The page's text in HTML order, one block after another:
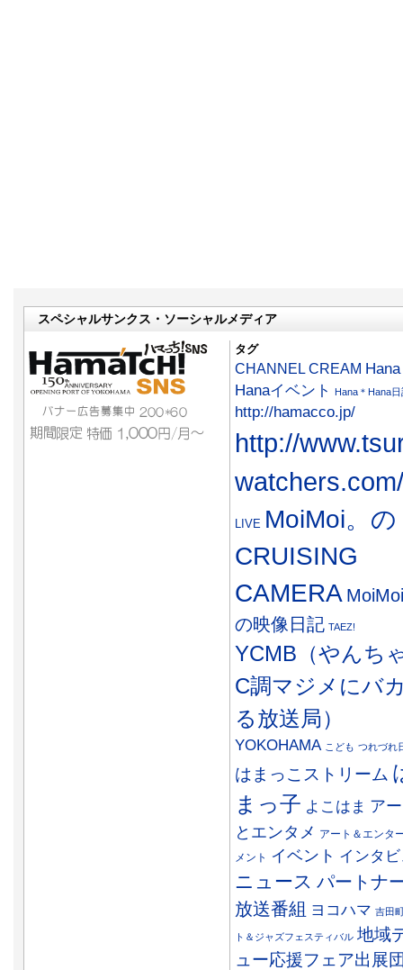
スペシャルサンクス・ソーシャルメディア
タグ
CHANNEL CREAM
Hanaイベント
Hana＊Hana日
http://hamacco.jp/
http://
watchers.com/
LIVE MoiMoi。の
CRUISING
CAMERA
の映像日記 TAEZ!
YCMB（やんち
C調マジメにバ
る放送局）
YOKOHAMA こども つれづれ
はまっこストリーム
まっ子 よこはま ア
とエンタメ アート＆エンタ
メント
イベント インタ
ニュース パートナ
放送番組 ヨコハマ 吉田
ト＆ジャズフェスティバル 地域
ュー応援フェア出展